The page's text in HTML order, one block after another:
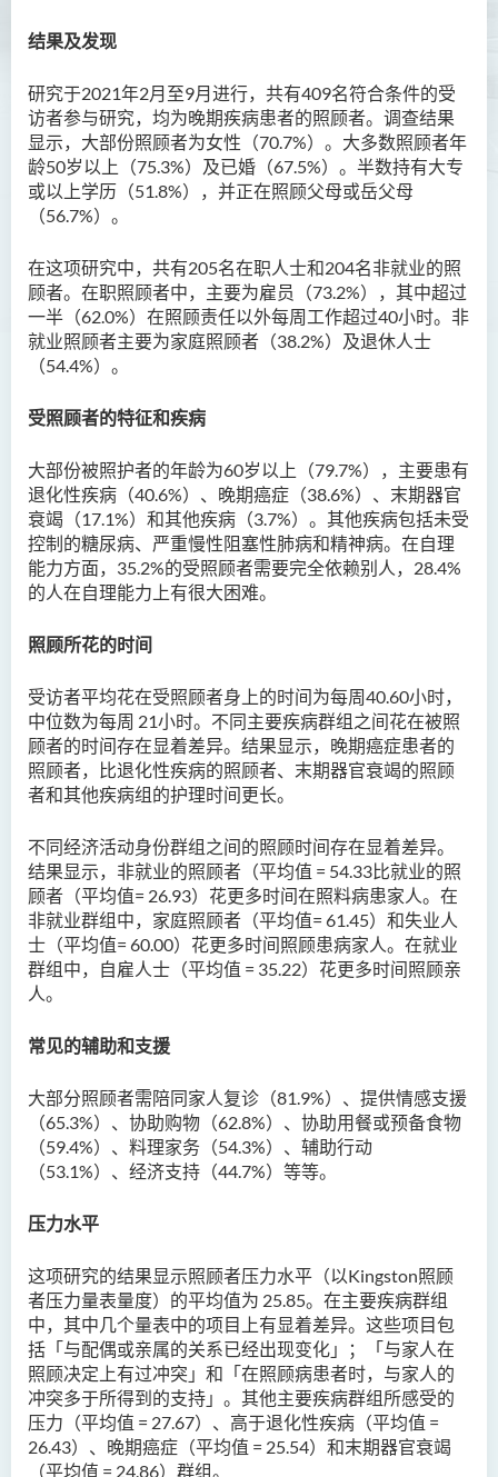
结果及发现
研究于2021年2月至9月进行，共有409名符合条件的受
访者参与研究， 均为晚期疾病患者的照顾者。调查结果
显示，大部份照顾者为女性（70.7%）。大多数照顾者年
龄50岁以上（75.3%） 及已婚（67.5%）。半数持有大专
或以上学历（51.8%），并正在照顾父母或岳父母
（56.7%）。
在这项研究中，共有205名在职人士和204名非就业的照
顾者。在职照顾者中，主要为雇员（73.2%）， 其中超过
一半（62.0%）在照顾责任以外每周工作超过40小时。非
就业照顾者主要为家庭照顾者（38.2%） 及退休人士
（54.4%）。
受照顾者的特征和疾病
大部份被照护者的年龄为60岁以上（79.7%）， 主要患有
退化性疾病（40.6%）、晚期癌症（38.6%）、末期器官
衰竭（17.1%）和其他疾病（3.7%）。其他疾病包括未受
控制的糖尿病、严重慢性阻塞性肺病和精神病。在自理
能力方面， 35.2%的受照顾者需要完全依赖别人， 28.4%
的人在自理能力上有很大困难。
照顾所花的时间
受访者平均花在受照顾者身上的时间为每周40.60小时，
中位数为每周 21小时。不同主要疾病群组之间花在被照
顾者的时间存在显着差异。结果显示，晚期癌症患者的
照顾者，
比退化性疾病的照顾者、末期器官衰竭的照顾
者和其他疾病组的护理时间更长。
不同经济活动身份群组之间的照顾时间存在显着差异。
结果显示，非就业的照顾者 （平均值 = 54.33比就业的照
顾者（平均值= 26.93）花更多时间在照料病患家人。在
非就业群组中，家庭照顾者（平均值= 61.45）和失业人
士（平均值= 60.00）花更多时间照顾患病家人。在就业
群组中，自雇人士（平均值 = 35.22）花更多时间照顾亲
人。
常见的辅助和支援
大部分照顾者需陪同家人复诊 （81.9%）、提供情感支援
（65.3%）、协助购物（62.8%）、 协助用餐或预备食物
（59.4%）、料理家务（54.3%）、辅助行动
（53.1%）、经济支持（44.7%） 等等。
压力水平
这项研究的结果显示照顾者压力水平（以Kingston照顾
者压力量表量度）的平均值为 25.85。在主要疾病群组
中，其中几个量表中的项目上有显着差异。这些项目包
括「与配偶或亲属的关系已经出现变化」；「与家人在
照顾决定上有过冲突」和「在照顾病患者时，与家人的
冲突多于所得到的支持」。其他主要疾病群组所感受的
压力（平均值 = 27.67）、高于退化性疾病（平均值 =
26.43）、晚期癌症（平均值 = 25.54）和末期器官衰竭
（平均值 = 24.86）群组。